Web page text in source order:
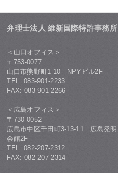
弁理士法人 維新国際特許事務所
＜山口オフィス＞
〒753-0077
山口市熊野町1-10 NPYビル2F
TEL: 083-901-2233
FAX: 083-901-2266
＜広島オフィス＞
〒730-0052
広島市中区千田町3-13-11 広島発明
会館2F
TEL: 082-207-2312
FAX: 082-207-2314